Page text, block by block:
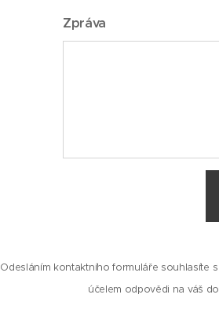
Zpráva
Odesláním kontaktního formuláře souhlasíte
účelem odpovědi na váš